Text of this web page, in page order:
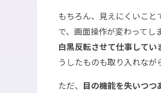
もちろん、見えにくいこ
で、画面操作が変わって
白黒反転させて仕事してい
うしたものも取り入れなが
ただ、 目の機能を失いつつ